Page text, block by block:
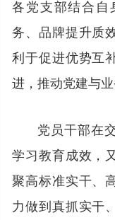
各党支部结合自
务、品牌提升质
利于促进优势互
进，推动党建与
党员干部在
学习教育成效，
聚高标准实干、
力做到真抓实干